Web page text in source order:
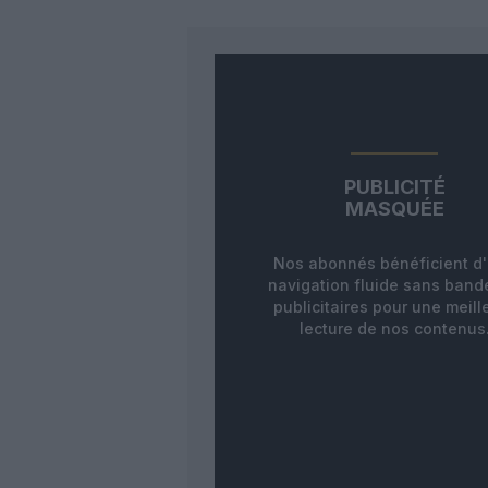
PUBLICITÉ
MASQUÉE
Nos abonnés bénéficient
navigation fluide sans
publicitaires pour une
lecture de nos contenus.